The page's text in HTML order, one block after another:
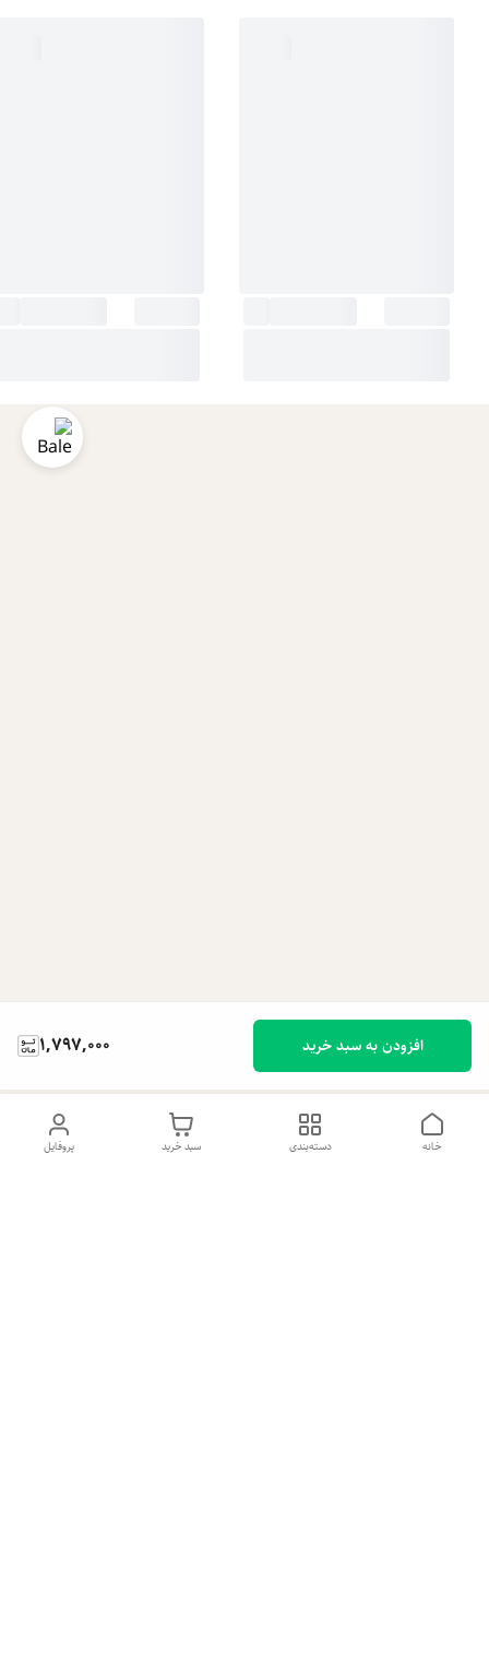
1,797,000 افزودن به سبد خرید
پروفایل سبد خرید دسته‌بندی خانه